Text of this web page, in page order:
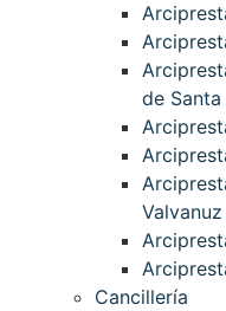
de
Valvanuz
Cancillería